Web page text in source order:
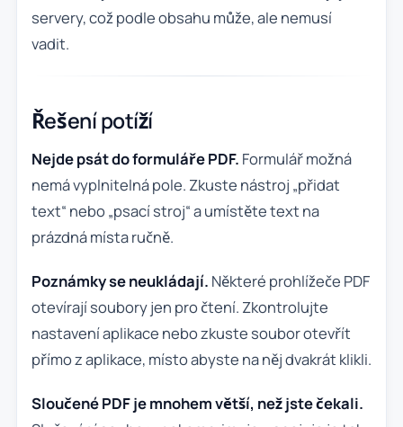
servery, což podle obsahu může, ale nemusí
vadit.
Řešení potíží
Nejde psát do formuláře PDF. Formulář možná
nemá vyplnitelná pole. Zkuste nástroj „přidat
text“ nebo „psací stroj“ a umístěte text na
prázdná místa ručně.
Poznámky se neukládají. Některé prohlížeče PDF
otevírají soubory jen pro čtení. Zkontrolujte
nastavení aplikace nebo zkuste soubor otevřít
přímo z aplikace, místo abyste na něj dvakrát klikli.
Sloučené PDF je mnohem větší, než jste čekali.